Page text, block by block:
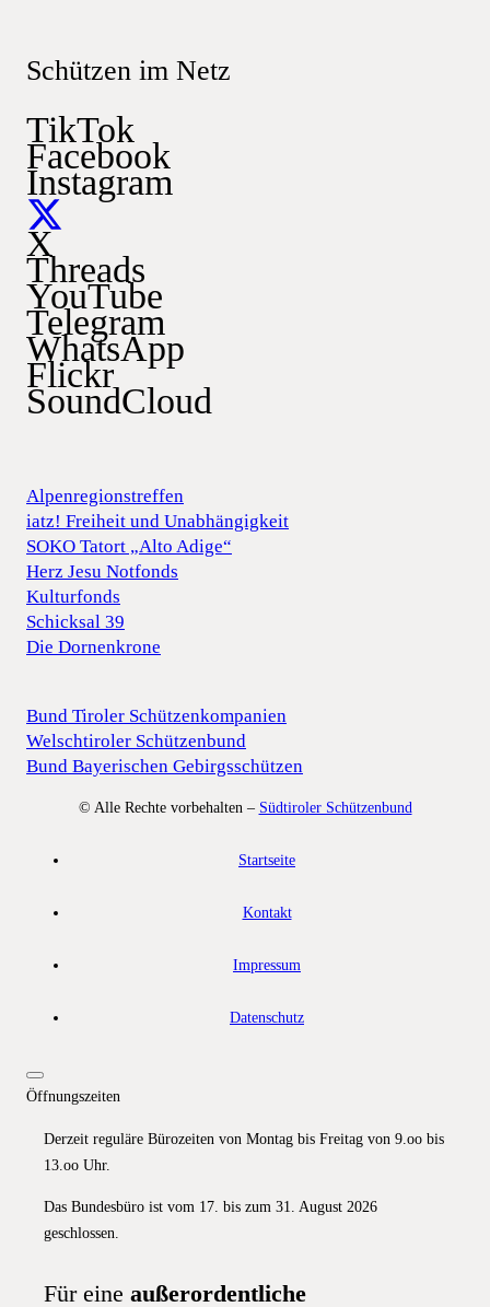
Schützen im Netz
TikTok
Facebook
Instagram
X
Threads
YouTube
Telegram
WhatsApp
Flickr
SoundCloud
Alpenregionstreffen
iatz! Freiheit und Unabhängigkeit
SOKO Tatort „Alto Adige“
Herz Jesu Notfonds
Kulturfonds
Schicksal 39
Die Dornenkrone
Bund Tiroler Schützenkompanien
Welschtiroler Schützenbund
Bund Bayerischen Gebirgsschützen
© Alle Rechte vorbehalten – Südtiroler Schützenbund
Startseite
Kontakt
Impressum
Datenschutz
Öffnungszeiten
Derzeit reguläre Bürozeiten von Montag bis Freitag von 9.oo bis
13.oo Uhr.
Das Bundesbüro ist vom 17. bis zum 31. August 2026
geschlossen.
Für eine außerordentliche